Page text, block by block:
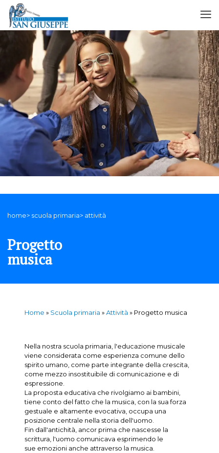
home> scuola primaria> attività
Progetto
musica
Home » Scuola primaria »Attività » Progetto musica
Nella nostra scuola primaria, l'educazione musicale
viene considerata come esperienza comune dello
spirito umano, come parte integrante della crescita,
come mezzo insostituibile di comunicazione e di
espressione.
La proposta educativa che rivolgiamo ai bambini,
tiene conto del fatto che la musica, con la sua forza
gestuale e altamente evocativa, occupa una
posizione centrale nella storia dell'uomo.
Fin dall'antichità, ancor prima che nascesse la
scrittura, l'uomo comunicava esprimendo le
sue emozioni anche attraverso la musica.